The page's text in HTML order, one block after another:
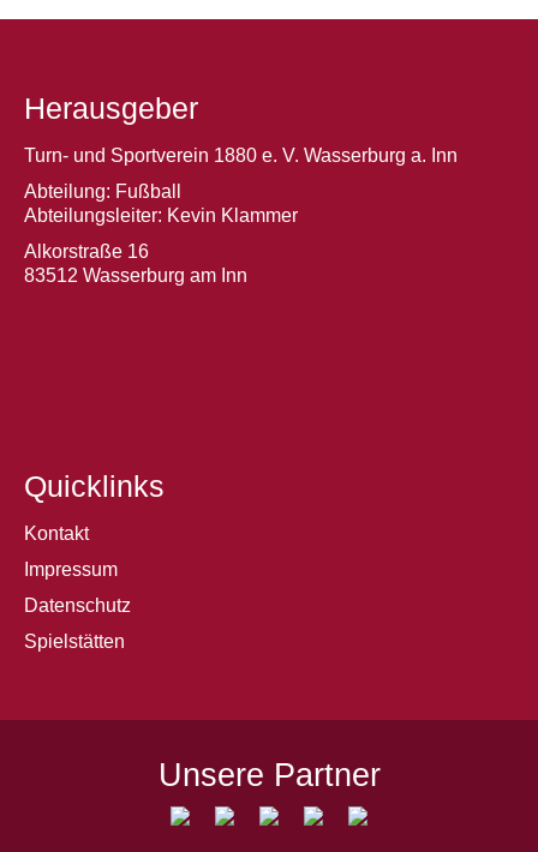
Herausgeber
Turn- und Sportverein 1880 e. V. Wasserburg a. Inn
Abteilung: Fußball
Abteilungsleiter: Kevin Klammer
Alkorstraße 16
83512 Wasserburg am Inn
Quicklinks
Kontakt
Impressum
Datenschutz
Spielstätten
Unsere Partner